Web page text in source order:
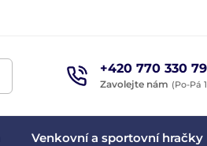
+420 770 330
Zavolejte nám (Po-Pá
Venkovní a sportovní hračky